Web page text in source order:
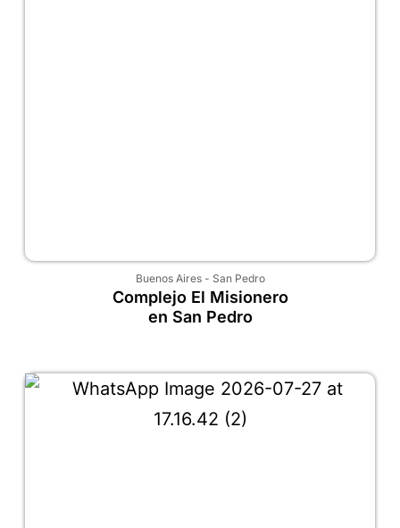
Buenos Aires- San Pedro
Complejo El Misionero
en San Pedro